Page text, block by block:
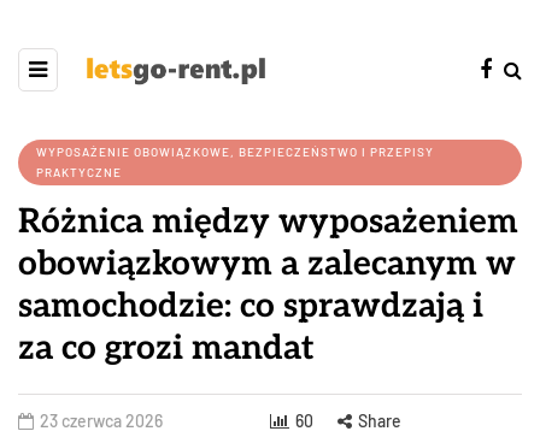
WYPOSAŻENIE OBOWIĄZKOWE, BEZPIECZEŃSTWO I PRZEPISY
PRAKTYCZNE
Różnica między wyposażeniem
obowiązkowym a zalecanym w
samochodzie: co sprawdzają i
za co grozi mandat
23 czerwca 2026 60 Share